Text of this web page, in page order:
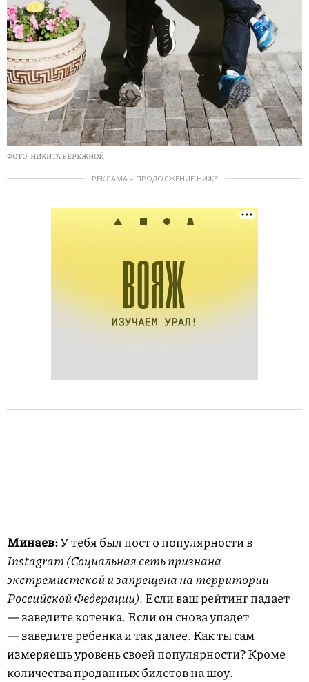
ФОТО: НИКИТА БЕРЕЖНОЙ
РЕКЛАМА – ПРОДОЛЖЕНИЕ НИЖЕ
Минаев:У тебя был пост о популярности в
Instagram (Социальная сеть признана
экстремистской и запрещена на территории
Российской Федерации). Если ваш рейтинг падает
— заведите котенка. Если он снова упадет
— заведите ребенка и так далее. Как ты сам
измеряешь уровень своей популярности? Кроме
количества проданных билетов на шоу.